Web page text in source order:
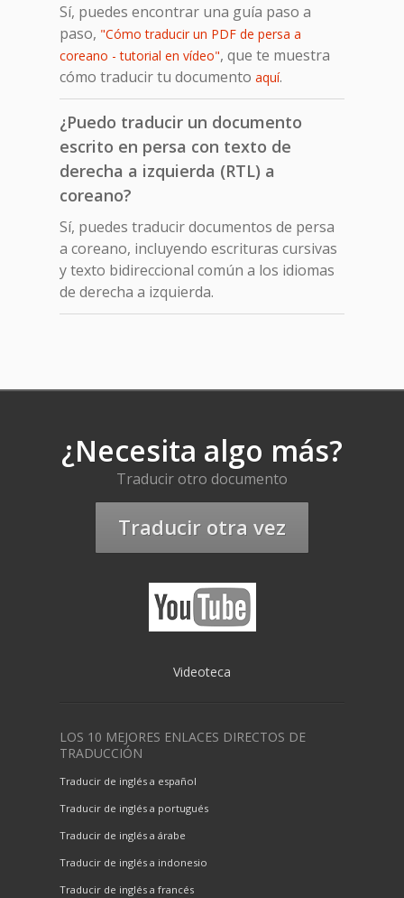
Sí, puedes encontrar una guía paso a
paso, "Cómo traducir un PDF de persa a
coreano - tutorial en vídeo", que te muestra
cómo traducir tu documento aquí.
¿Puedo traducir un documento
escrito en persa con texto de
derecha a izquierda (RTL) a
coreano?
Sí, puedes traducir documentos de persa
a coreano, incluyendo escrituras cursivas
y texto bidireccional común a los idiomas
de derecha a izquierda.
¿Necesita algo más?
Traducir otro documento
Traducir otra vez
Videoteca
LOS 10 MEJORES ENLACES DIRECTOS DE
TRADUCCIÓN
Traducir de inglés a español
Traducir de inglés a portugués
Traducir de inglés a árabe
Traducir de inglés a indonesio
Traducir de inglés a francés